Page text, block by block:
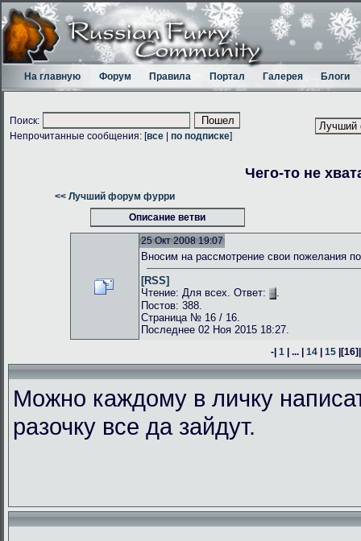
На главную Форум Правила Портал Галерея Блоги
Поиск:
Непрочитанные сообщения: [все по подписке]
Чего-то не
<< Лучший форум фурри
Описание ветви
25 Окт 2008 19:07
Вносим на рассмотрение свои пожелания
[RSS]
Чтение: Для всех. Ответ:
.
Постов: 388.
Страница № 16 / 16.
Последнее 02 Ноя 2015 18:27.
-| 1 | ... | 14 | 15 |[16]
Можно каждому в личку
разочку все да зайдут.